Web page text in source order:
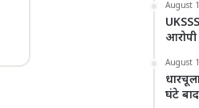
August
August
घंटे